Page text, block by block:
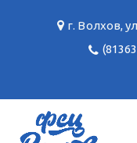
г. Волхов,